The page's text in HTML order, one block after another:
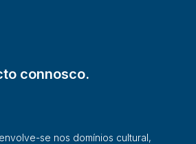
connosco.
se nos domínios cultural,